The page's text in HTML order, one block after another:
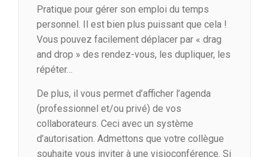
Pratique pour gérer son emploi du temps
personnel. Il est bien plus puissant que cela !
Vous pouvez facilement déplacer par « drag
and drop » des rendez-vous, les dupliquer, les
répéter…
De plus, il vous permet d’afficher l’agenda
(professionnel et/ou privé) de vos
collaborateurs. Ceci avec un système
d’autorisation. Admettons que votre collègue
souhaite vous inviter à une visioconférence. Si